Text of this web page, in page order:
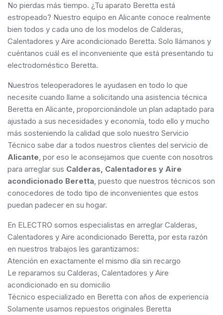
No pierdas más tiempo. ¿Tu aparato Beretta está
estropeado? Nuestro equipo en Alicante conoce realmente
bien todos y cada uno de los modelos de Calderas,
Calentadores y Aire acondicionado Beretta. Solo llámanos y
cuéntanos cuál es el inconveniente que está presentando tu
electrodoméstico Beretta.
Nuestros teleoperadores le ayudasen en todo lo que
necesite cuando llame a solicitando una asistencia técnica
Beretta en Alicante, proporcionándole un plan adaptado para
ajustado a sus necesidades y economía, todo ello y mucho
más sosteniendo la calidad que solo nuestro Servicio
Técnico sabe dar a todos nuestros clientes del servicio de
Alicante, por eso le aconsejamos que cuente con nosotros
para arreglar sus Calderas, Calentadores y Aire
acondicionado Beretta, puesto que nuestros técnicos son
conocedores de todo tipo de inconvenientes que estos
puedan padecer en su hogar.
En ELECTRO somos especialistas en arreglar Calderas,
Calentadores y Aire acondicionado Beretta, por esta razón
en nuestros trabajos les garantizamos:
Atención en exactamente el mismo día sin recargo
Le reparamos su Calderas, Calentadores y Aire
acondicionado en su domicilio
Técnico especializado en Beretta con años de experiencia
Solamente usamos repuestos originales Beretta